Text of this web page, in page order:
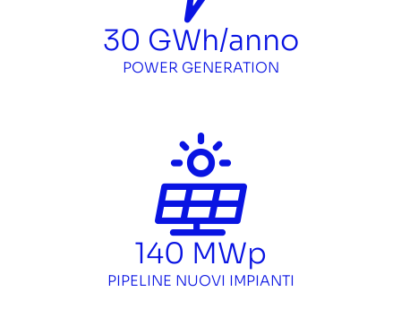
30 GWh/anno
POWER GENERATION
140 MWp
PIPELINE NUOVI IMPIANTI